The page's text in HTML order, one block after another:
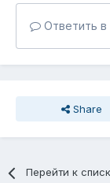
Ответить в
Share
Перейти к